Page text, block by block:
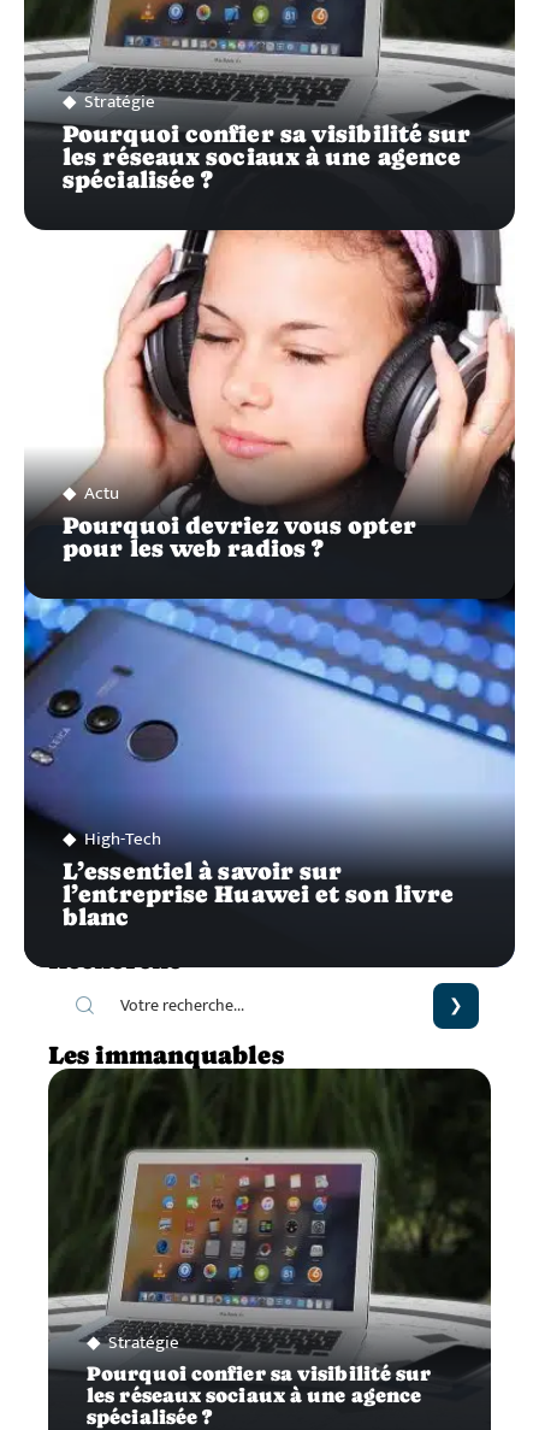
Stratégie
Pourquoi confier sa visibilité sur
les réseaux sociaux à une agence
spécialisée ?
Actu
Pourquoi devriez vous opter
pour les web radios ?
High-Tech
L’essentiel à savoir sur
l’entreprise Huawei et son livre
blanc
Les immanquables
Stratégie
Pourquoi confier sa visibilité sur
les réseaux sociaux à une agence
spécialisée ?